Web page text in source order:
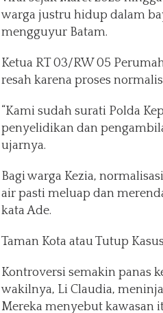
n
,
W
a
r
g
K
e
i
T
a
g
J
n
j
i
warga justru hidup dalam
mengguyur Batam.
Ketua RT 03/RW 05
resah karena proses
“Kami sudah surati Polda
penyelidikan dan
ujarnya.
Bagi warga Kezia,
air pasti meluap dan
kata Ade.
Taman Kota atau Tutup
Kontroversi semakin panas
wakilnya, Li Claudia,
Mereka menyebut kawasan